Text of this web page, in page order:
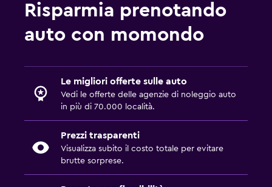
Risparmia prenotando
auto con momondo
Le migliori offerte sulle auto
Vedi le offerte delle agenzie di noleggio auto
in più di 70.000 località.
Prezzi trasparenti
Visualizza subito il costo totale per evitare
brutte sorprese.